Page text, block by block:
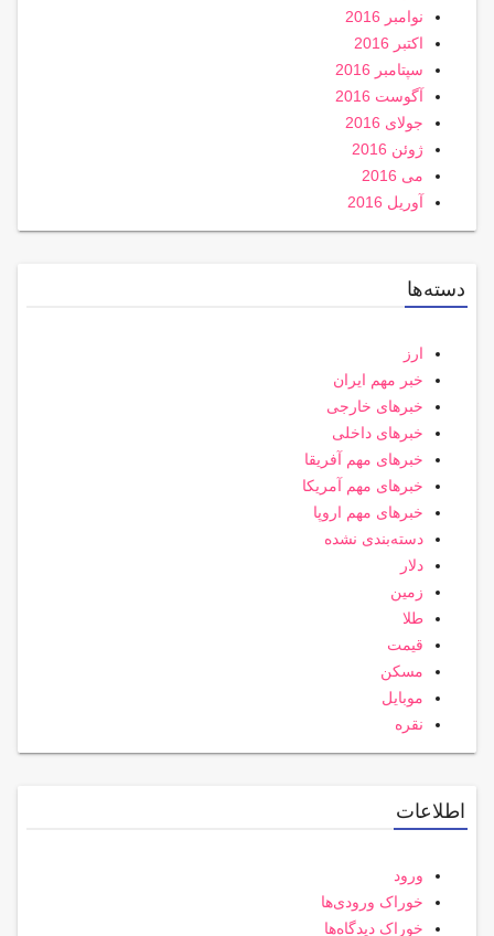
نوامبر 2016
اکتبر 2016
سپتامبر 2016
آگوست 2016
جولای 2016
ژوئن 2016
می 2016
آوریل 2016
دسته‌ها
ارز
خبر مهم ایران
خبرهای خارجی
خبرهای داخلی
خبرهای مهم آفریقا
خبرهای مهم آمریکا
خبرهای مهم اروپا
دسته‌بندی نشده
دلار
زمین
طلا
قیمت
مسکن
موبایل
نقره
اطلاعات
ورود
خوراک ورودی‌ها
خوراک دیدگاه‌ها